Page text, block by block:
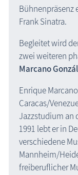
Bühnenpräsenz
Frank Sinatra.
Begleitet wird
zwei weiteren
Marcano
Enrique
Caracas/
Jazzstudium an
1991 lebt er in
verschiedene
Mannheim/
freiberuflicher